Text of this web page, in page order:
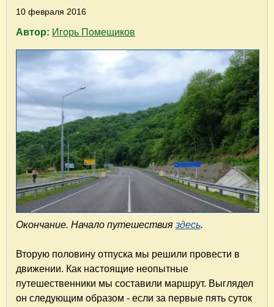
10 февраля 2016
Автор: Игорь Помещиков
Окончание. Начало путешествия здесь.
Вторую половину отпуска мы решили провести в
движении. Как настоящие неопытные
путешественники мы составили маршрут. Выглядел
он следующим образом - если за первые пять суток